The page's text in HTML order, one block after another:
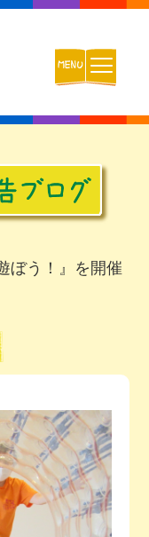
ぼう！』を開催